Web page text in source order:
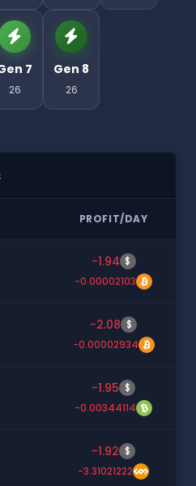
7
26
Gen 8
26
PROFIT/DAY
-1.94 $
-0.00002103
-2.08 $
-0.00002934
-1.95 $
-0.00344114
-1.92 $
-3.31021222